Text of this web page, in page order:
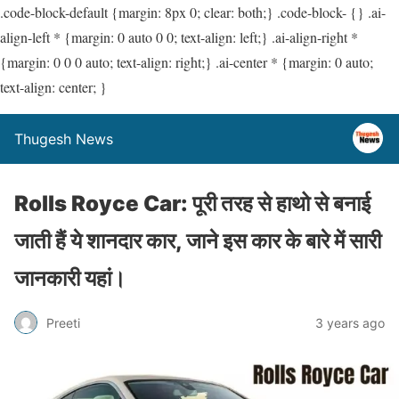
.code-block-default {margin: 8px 0; clear: both;} .code-block- {} .ai-
align-left * {margin: 0 auto 0 0; text-align: left;} .ai-align-right *
{margin: 0 0 0 auto; text-align: right;} .ai-center * {margin: 0 auto;
text-align: center; }
Thugesh News
Rolls Royce Car: पूरी तरह से हाथो से बनाई
जाती हैं ये शानदार कार, जाने इस कार के बारे में सारी
जानकारी यहां।
Preeti 3 years ago